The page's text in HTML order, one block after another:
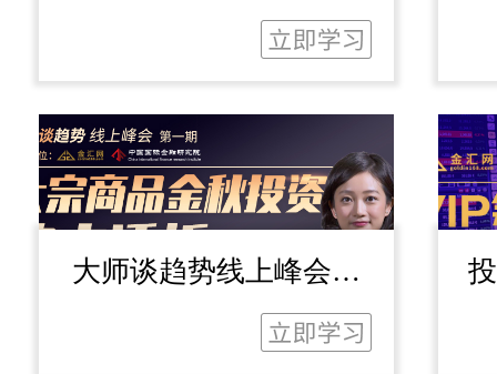
三期：人民币汇率扰动
因素分析和未来趋势展
大师谈趋势线上峰会第